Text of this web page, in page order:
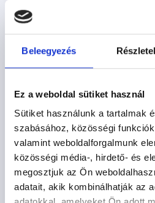
Beleegyezés
Ez a weboldal sütiket használ
Sütiket használunk a tartalmak
szabásához, közösségi
valamint weboldalforgalmunk
közösségi média-, hirdető- és
megosztjuk az Ön
adatait, akik kombinálhatják az
445.300